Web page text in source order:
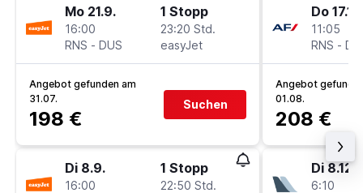
Mo 21.9.
16:00
RNS - DUS
1 Stopp
23:20 Std.
easyJet
Angebot gefunden am
31.07.
198 €
Suchen
Di 8.9.
16:00
1 Stopp
22:50 Std.
Do 17.12.
11:05
RNS -
Angebot
01.08.
208 €
Di 8.12.
6:10